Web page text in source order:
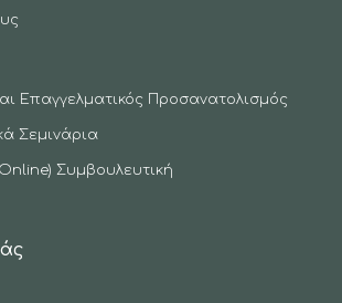
Επαγγελματικός Προσανατολισμός
Σεμινάρια
Συμβουλευτική